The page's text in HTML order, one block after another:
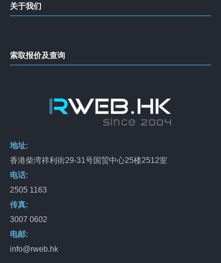
关于我们
索取报价及查询
地址:
香港柴湾祥利街29-31号国贸中心25楼2512室
电话:
2505 1163
传真:
3007 0602
电邮:
info@rweb.hk